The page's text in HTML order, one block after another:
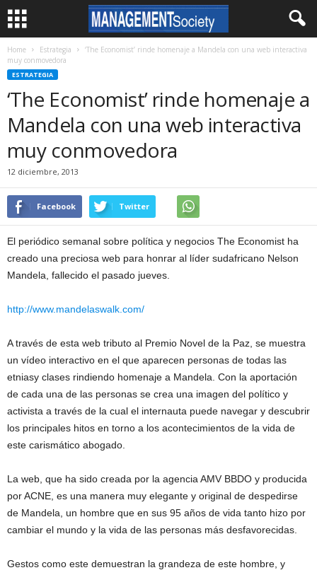
Home Estrategia
‘The Economist’ rinde homenaje a Mandela con una web interactiva
muy conmovedora
ESTRATEGIA
‘The Economist’ rinde homenaje a
Mandela con una web interactiva
muy conmovedora
12 diciembre, 2013
Facebook Twitter
El periódico semanal sobre política y negocios The Economist ha
creado una preciosa web para honrar al líder sudafricano Nelson
Mandela, fallecido el pasado jueves.
http://www.mandelaswalk.com/
A través de esta web tributo al Premio Novel de la Paz, se muestra
un vídeo interactivo en el que aparecen personas de todas las
etniasy clases rindiendo homenaje a Mandela. Con la aportación
de cada una de las personas se crea una imagen del político y
activista a través de la cual el internauta puede navegar y descubrir
los principales hitos en torno a los acontecimientos de la vida de
este carismático abogado.
La web, que ha sido creada por la agencia AMV BBDO y producida
por ACNE, es una manera muy elegante y original de despedirse
de Mandela, un hombre que en sus 95 años de vida tanto hizo por
cambiar el mundo y la vida de las personas más desfavorecidas.
Gestos como este demuestran la grandeza de este hombre, y